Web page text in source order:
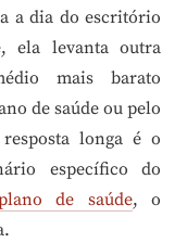
a dia do escritório
ela levanta outra
mais barato
de saúde ou pelo
longa é o
específico do
de saúde, o